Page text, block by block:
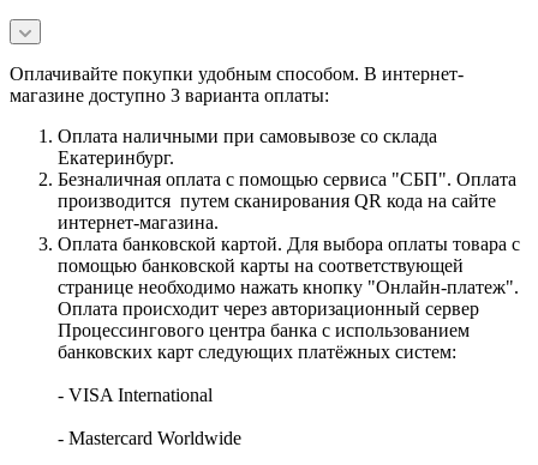
Оплачивайте покупки удобным способом. В интернет-
магазине доступно 3 варианта оплаты:
Оплата наличными при самовывозе со склада
Екатеринбург.
Безналичная оплата с помощью сервиса "СБП". Оплата
производится путем сканирования QR кода на сайте
интернет-магазина.
Оплата банковской картой. Для выбора оплаты товара с
помощью банковской карты на соответствующей
странице необходимо нажать кнопку "Онлайн-платеж".
Оплата происходит через авторизационный сервер
Процессингового центра банка с использованием
банковских карт следующих платёжных систем:
- VISA International
- Mastercard Worldwide